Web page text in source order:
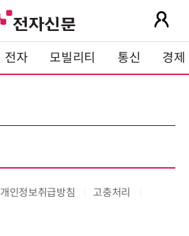
전자 모빌리티 통신 경제
개인정보취급방침
고충처리